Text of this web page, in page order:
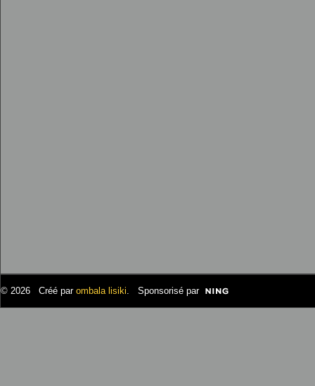
© 2026 Créé par ombala lisiki. Sponsorisé par